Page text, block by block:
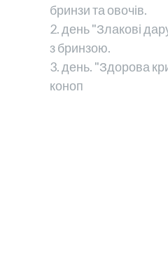
бринзи та овочів.
2. день "Злакові
з бринзою.
3. день. "Здорова
коноп